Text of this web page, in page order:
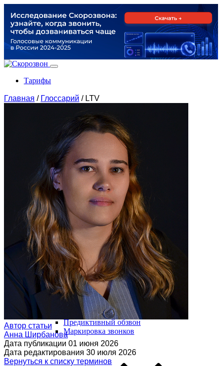
Тарифы
Продукты
По задачам
Модуль дозвона
Автообзвон по базе
Исходящий обзвон
Скоринг базы контактов
Входящие звонки
Холодные звонки
Обработка входящих заявок
Интеллектуальная телефония
Предиктивный обзвон
Маркировка звонков
Главная / Глоссарий / LTV
Автор статьи
Анна Ширбанова
Дата публикации 01 июня 2026
Дата редактирования 30 июля 2026
Вернуться к списку терминов